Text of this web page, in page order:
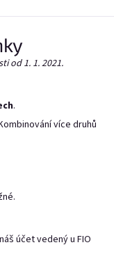
v bag in boxu 20l
Add to cart
od 1. 1. 2021.
.
více druhů
účet vedený u FIO